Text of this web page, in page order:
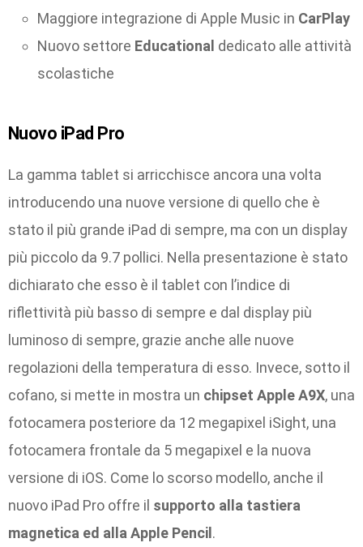
Maggiore integrazione di Apple Music in CarPlay
Nuovo settore Educational dedicato alle attività
scolastiche
Nuovo iPad Pro
La gamma tablet si arricchisce ancora una volta
introducendo una nuove versione di quello che è
stato il più grande iPad di sempre, ma con un display
più piccolo da 9.7 pollici. Nella presentazione è stato
dichiarato che esso è il tablet con l’indice di
riflettività più basso di sempre e dal display più
luminoso di sempre, grazie anche alle nuove
regolazioni della temperatura di esso. Invece, sotto il
cofano, si mette in mostra un chipset Apple A9X, una
fotocamera posteriore da 12 megapixel iSight, una
fotocamera frontale da 5 megapixel e la nuova
versione di iOS. Come lo scorso modello, anche il
nuovo iPad Pro offre il supporto alla tastiera
magnetica ed alla Apple Pencil .